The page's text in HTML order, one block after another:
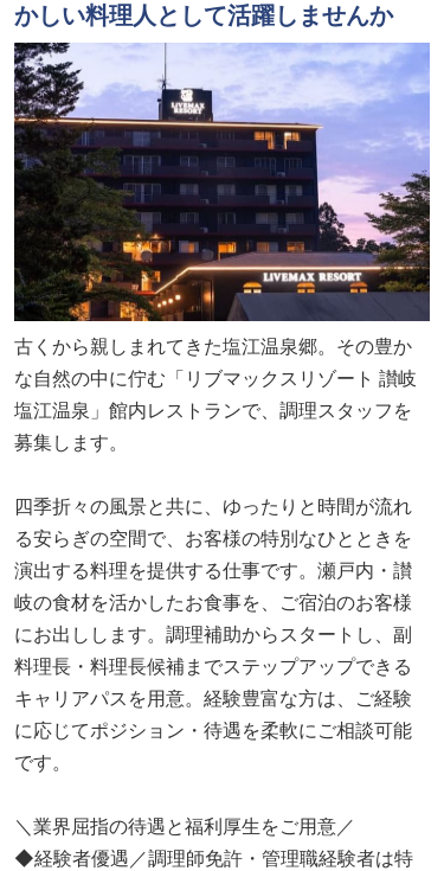
かしい料理人として活躍しませんか
古くから親しまれてきた塩江温泉郷。その豊か
な自然の中に佇む「リブマックスリゾート 讃岐
塩江温泉」館内レストランで、調理スタッフを
募集します。
四季折々の風景と共に、ゆったりと時間が流れ
る安らぎの空間で、お客様の特別なひとときを
演出する料理を提供する仕事です。瀬戸内・讃
岐の食材を活かしたお食事を、ご宿泊のお客様
にお出しします。調理補助からスタートし、副
料理長・料理長候補までステップアップできる
キャリアパスを用意。経験豊富な方は、ご経験
に応じてポジション・待遇を柔軟にご相談可能
です。
＼業界屈指の待遇と福利厚生をご用意／
◆経験者優遇／調理師免許・管理職経験者は特